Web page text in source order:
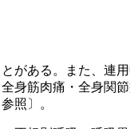
ある。また、連
身筋肉痛・全身関
照〕。